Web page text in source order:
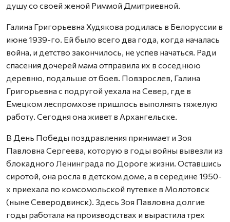
душу со своей женой Риммой Дмитриевной.
Галина Григорьевна Худякова родилась в Белоруссии в
июне 1939-го. Ей было всего два года, когда началась
война, и детство закончилось, не успев начаться. Ради
спасения дочерей мама отправила их в соседнюю
деревню, подальше от боев. Повзрослев, Галина
Григорьевна с подругой уехала на Север, где в
Емецком леспромхозе пришлось выполнять тяжелую
работу. Сегодня она живет в Архангельске.
В День Победы поздравления принимает и Зоя
Павловна Сергеева, которую в годы войны вывезли из
блокадного Ленинграда по Дороге жизни. Оставшись
сиротой, она росла в детском доме, а в середине 1950-
х приехала по комсомольской путевке в Молотовск
(ныне Северодвинск). Здесь Зоя Павловна долгие
годы работала на производствах и вырастила трех